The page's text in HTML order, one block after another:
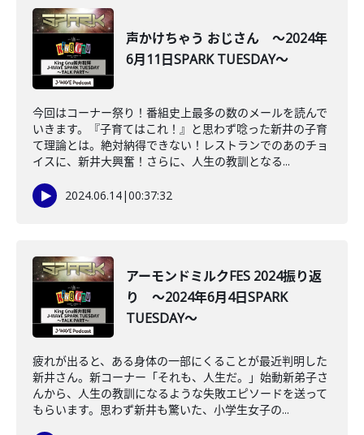
声かけちゃう おじさん ～2024年
6月11日SPARK TUESDAY～
今回はコーナー祭り！番組史上最多の数のメールを読んで
いきます。『子育てはこれ！』と思わず唸った新井の子育
て理論とは。絶対納得できない！レストランでのあのチョ
イスに、新井大興奮！さらに、人生の教訓となる...
2024.06.14|00:37:32
アーモンドミルクFES 2024振り返
り ～2024年6月4日SPARK
TUESDAY～
疲れが出ると、ある身体の一部にくることが最近判明した
新井さん。新コーナー「それも、人生だ。」始動新弟子さ
んから、人生の教訓になるような失敗エピソードを送って
もらいます。思わず新井も驚いた、小学生女子の...